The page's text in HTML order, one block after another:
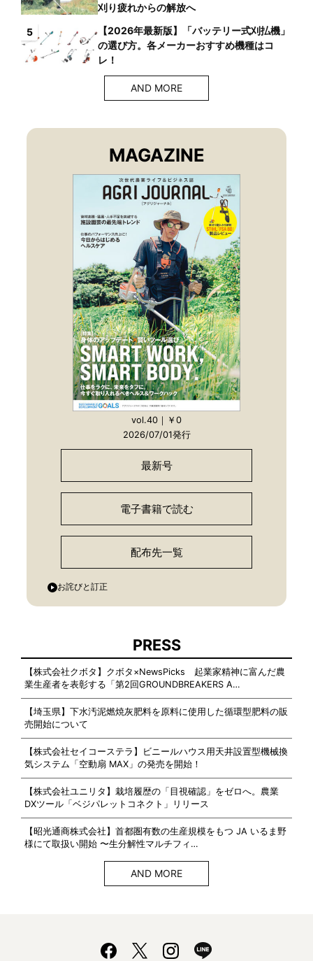
刈り疲れからの解放へ
5
【2026年最新版】「バッテリー式刈払機」
の選び方。各メーカーおすすめ機種はコ
レ！
AND MORE
MAGAZINE
vol.40｜￥0
2026/07/01発行
最新号
電子書籍で読む
配布先一覧
お詫びと訂正
PRESS
【株式会社クボタ】クボタ×NewsPicks 起業家精神に富んだ農
業生産者を表彰する「第2回GROUNDBREAKERS A…
【埼玉県】下水汚泥燃焼灰肥料を原料に使用した循環型肥料の販
売開始について
【株式会社セイコーステラ】ビニールハウス用天井設置型機械換
気システム「空動扇 MAX」の発売を開始！
【株式会社ユニリタ】栽培履歴の「目視確認」をゼロへ。農業
DXツール「ベジパレットコネクト」リリース
【昭光通商株式会社】首都圏有数の生産規模をもつ JA いるま野
様にて取扱い開始 〜生分解性マルチフィ…
AND MORE